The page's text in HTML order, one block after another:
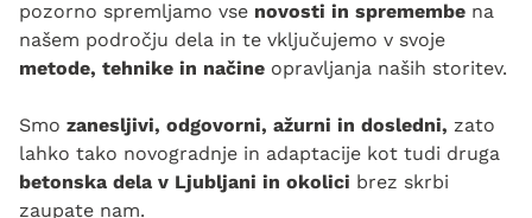
pozorno spremljamo vse novosti in spremembe na
našem področju dela in te vključujemo v svoje
metode, tehnike in načine opravljanja naših storitev.
Smo zanesljivi, odgovorni, ažurni in dosledni, zato
lahko tako novogradnje in adaptacije kot tudi druga
betonska dela v Ljubljani in okolici brez skrbi
zaupate nam.